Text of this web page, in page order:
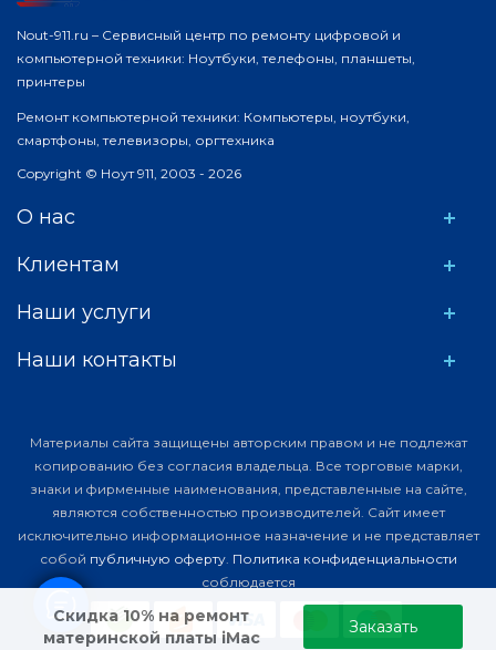
Скидка 10% на ремонт
материнской платы iMac
Заказать
Nout-911.ru – Сервисный центр по ремонту цифровой и
компьютерной техники: Ноутбуки, телефоны, планшеты,
принтеры
Ремонт компьютерной техники: Компьютеры, ноутбуки,
смартфоны, телевизоры, оргтехника
Copyright © Ноут 911, 2003 - 2026
О нас
Клиентам
Наши услуги
Наши контакты
Материалы сайта защищены авторским правом и не подлежат
копированию без согласия владельца. Все торговые марки,
знаки и фирменные наименования, представленные на сайте,
являются собственностью производителей. Сайт имеет
исключительно информационное назначение и не представляет
собой публичную оферту. Политика конфиденциальности
соблюдается